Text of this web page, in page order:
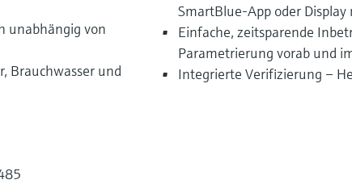
unabhängig von
Brauchwasser und
SmartBlue-App oder Display
Einfache, zeitsparende
Parametrierung vorab und
Integrierte Verifizierung –